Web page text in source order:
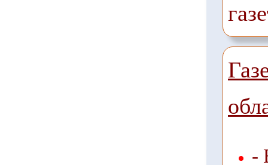
-